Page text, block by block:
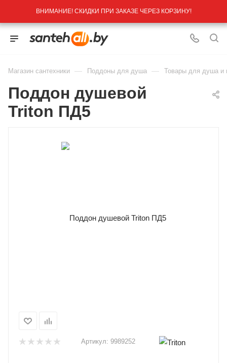
ВНИМАНИЕ! СКИДКИ ПРИ ЗАКАЗЕ ЧЕРЕЗ КОРЗИНУ!
Магазин сантехники — Поддоны для душа — Товары для душа и
Поддон душевой
Triton ПД5
Артикул: 9989252